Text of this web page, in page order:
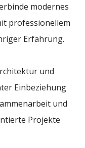
modernes
professionellem
Erfahrung.
und
Einbeziehung
und
Projekte